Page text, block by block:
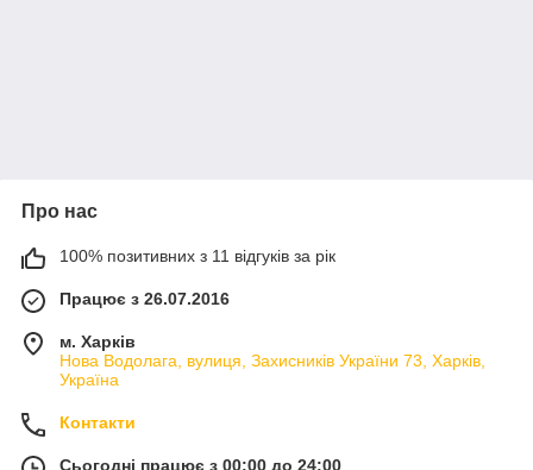
Про нас
100% позитивних з 11 відгуків за рік
Працює з 26.07.2016
м. Харків
Нова Водолага, вулиця, Захисників України 73, Харків,
Україна
Контакти
Сьогодні працює з 00:00 до 24:00